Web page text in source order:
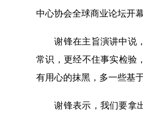
中心协会全球商业论坛开
谢锋在主旨演讲中说，
常识，更经不住事实检验
有用心的抹黑，多一些基
谢锋表示，我们要拿出